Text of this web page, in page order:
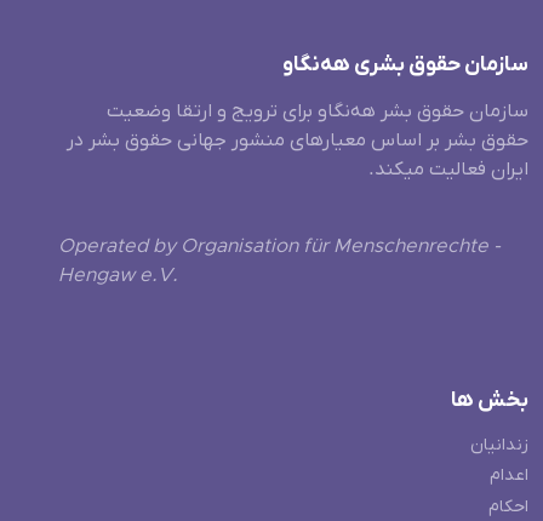
سازمان حقوق بشری هەنگاو
سازمان حقوق بشر هه‌نگاو برای ترویج و ارتقا وضعیت
حقوق بشر بر اساس معیارهای منشور جهانی حقوق بشر در
ایران فعالیت میکند.
Operated by Organisation für Menschenrechte -
Hengaw e.V.
بخش ها
زندانیان
اعدام
احکام